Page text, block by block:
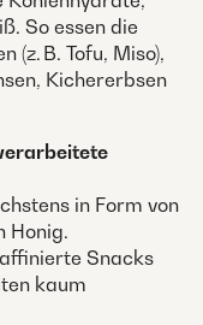
So essen die
(z. B. Tofu, Miso),
Kichererbsen
in Form von
Honig.
Snacks
kaum